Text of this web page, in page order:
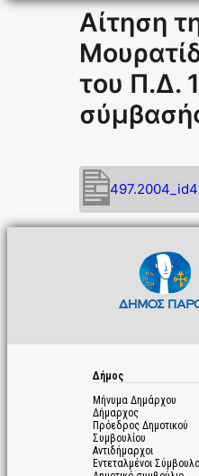
Αίτηση
του Π.Δ.
Δήμος
Μήνυμα Δημάρχου
Δήμαρχος
Πρόεδρος Δημοτικού
Συμβουλίου
Αντιδήμαρχοι
Εντεταλμένοι